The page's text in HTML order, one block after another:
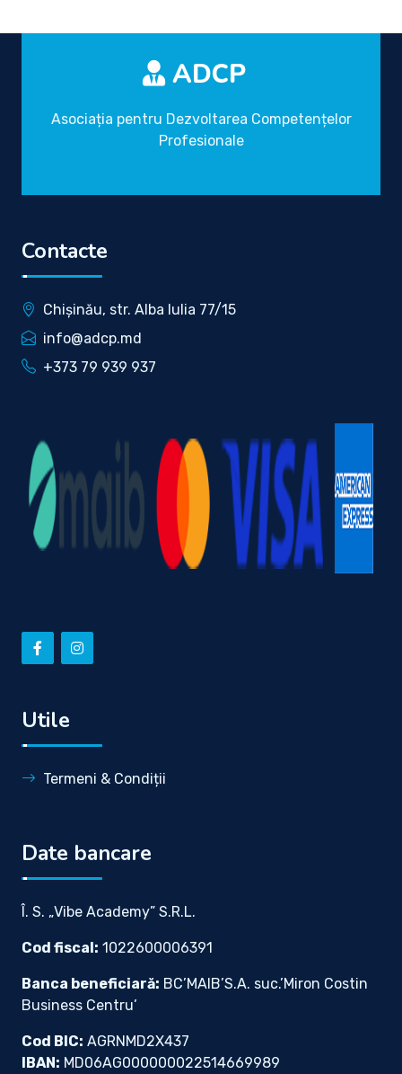
ADCP
Asociația pentru Dezvoltarea Competențelor
Profesionale
Contacte
Chișinău, str. Alba Iulia 77/15
info@adcp.md
+373 79 939 937
Utile
Termeni & Condiții
Date bancare
Î. S. „Vibe Academy” S.R.L.
Cod fiscal: 1022600006391
Banca beneficiară: BC’MAIB’S.A. suc.’Miron Costin
Business Centru’
Cod BIC: AGRNMD2X437
IBAN: MD06AG000000022514669989